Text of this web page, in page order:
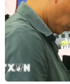
07/08/2026 05:03
Kiểm soát rác
pháp bảo vệ
Minh trong